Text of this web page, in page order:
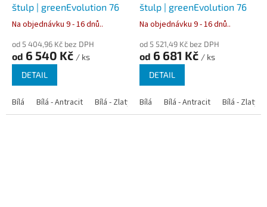
štulp | greenEvolution 76
Na objednávku 9 - 16 dnů..
od 5 404,96 Kč bez DPH
od 6 540 Kč / ks
DETAIL
Bílá Bílá - Antracit Bílá - Zlatý dub Bílá - Tmavý dub Bílá -
štulp | greenEvolution 76
Na objednávku 9 - 16 dnů..
od 5 521,49 Kč bez DPH
od 6 681 Kč / ks
DETAIL
Bílá Bílá - Antracit Bílá - Zlatý